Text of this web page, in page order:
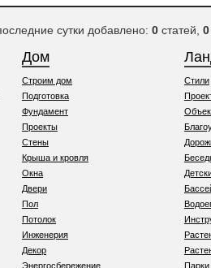
сутки добавлено: 0 статей, 0
Дом
Строим дом
Подготовка
Фундамент
Проекты
Стены
Крыша и кровля
Окна
Двери
Пол
Потолок
Инженерия
Декор
Энергосбережение
Стили